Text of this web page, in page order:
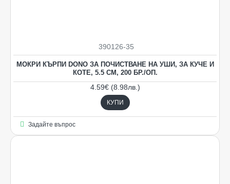
390126-35
МОКРИ КЪРПИ DONO ЗА ПОЧИСТВАНЕ НА УШИ, ЗА КУЧЕ И
КОТЕ, 5.5 СМ, 200 БР./OП.
4.59€ (8.98лв.)
КУПИ
Задайте въпрос